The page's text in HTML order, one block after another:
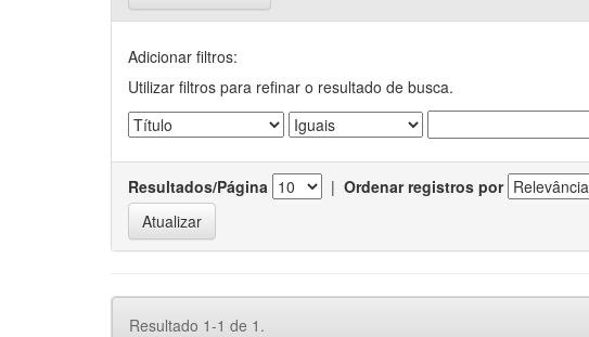
Adicionar filtros:
Utilizar filtros para refinar o resultado de busca.
Resultados/Página | Ordenar registros por
Resultado 1-1 de 1.